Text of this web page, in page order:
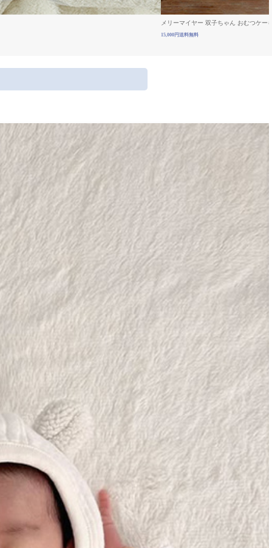
メリーマイヤー 双子ちゃん おむつケー
15,000円送料無料